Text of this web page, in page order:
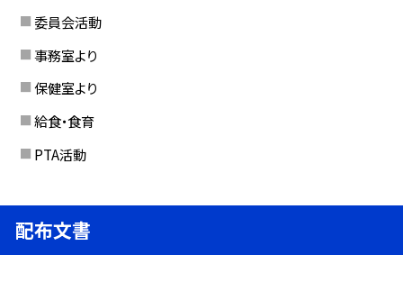
委員会活動
事務室より
保健室より
給食・食育
PTA活動
配布文書